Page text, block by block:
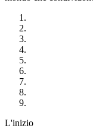
L'inizio